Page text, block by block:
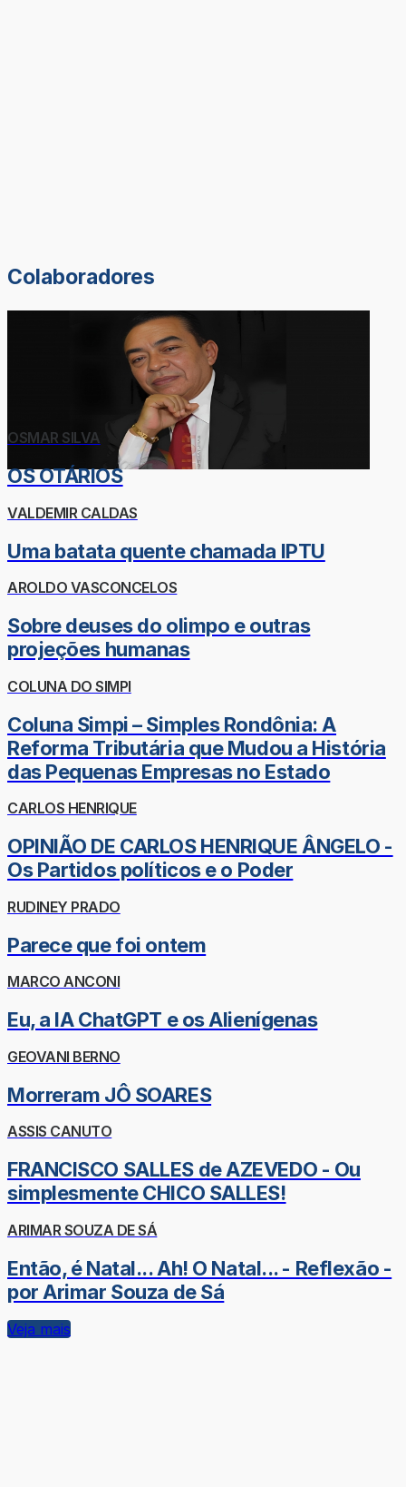
Colaboradores
OSMAR SILVA
OS OTÁRIOS
VALDEMIR CALDAS
Uma batata quente chamada IPTU
AROLDO VASCONCELOS
Sobre deuses do olimpo e outras
projeções humanas
COLUNA DO SIMPI
Coluna Simpi – Simples Rondônia: A
Reforma Tributária que Mudou a História
das Pequenas Empresas no Estado
CARLOS HENRIQUE
OPINIÃO DE CARLOS HENRIQUE ÂNGELO -
Os Partidos políticos e o Poder
RUDINEY PRADO
Parece que foi ontem
MARCO ANCONI
Eu, a IA ChatGPT e os Alienígenas
GEOVANI BERNO
Morreram JÔ SOARES
ASSIS CANUTO
FRANCISCO SALLES de AZEVEDO - Ou
simplesmente CHICO SALLES!
ARIMAR SOUZA DE SÁ
Então, é Natal... Ah! O Natal... - Reflexão -
por Arimar Souza de Sá
Veja mais